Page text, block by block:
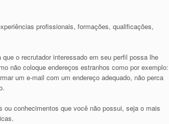
profissionais, formações, qualificações,
o recrutador interessado em seu perfil possa lhe
não coloque endereços estranhos como por exemplo:
um e-mail com um endereço adequado, não perca
conhecimentos que você não possui, seja o mais